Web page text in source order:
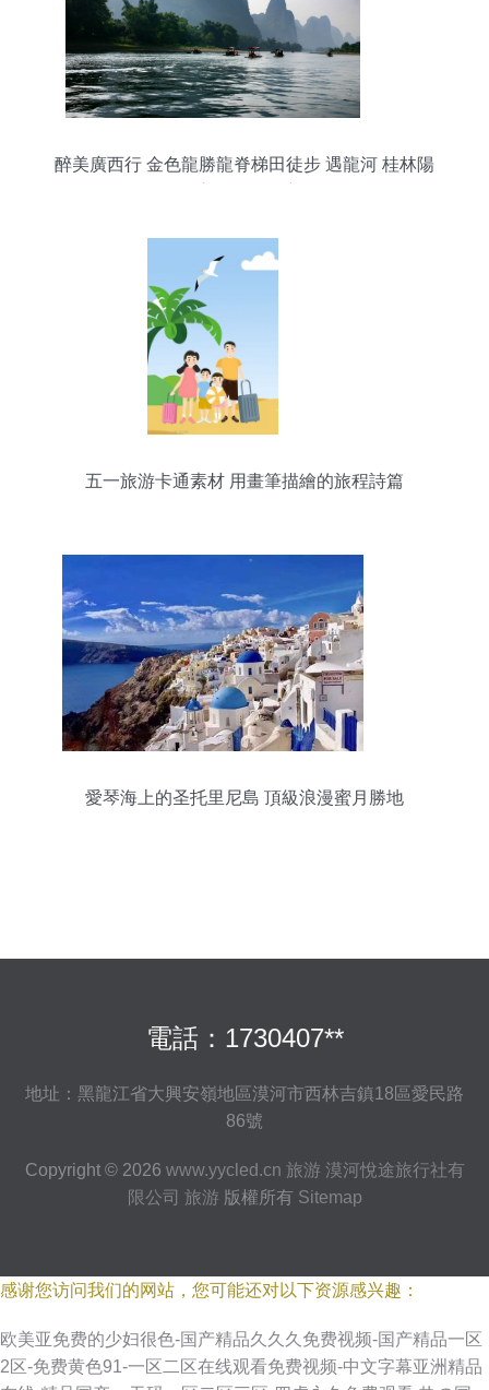
醉美廣西行 金色龍勝龍脊梯田徒步 遇龍河 桂林陽
五一旅游卡通素材 用畫筆描繪的旅程詩篇
愛琴海上的圣托里尼島 頂級浪漫蜜月勝地
電話：1730407**
地址：黑龍江省大興安嶺地區漠河市西林吉鎮18區愛民路
86號
Copyright © 2026 www.yycled.cn 旅游 漠河悅途旅行社有
限公司 旅游 版權所有 Sitemap
感谢您访问我们的网站，您可能还对以下资源感兴趣：
欧美亚免费的少妇很色-国产精品久久久免费视频-国产精品一区
2区-免费黄色91-一区二区在线观看免费视频-中文字幕亚洲精品